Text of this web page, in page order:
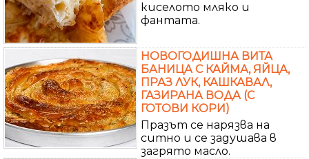
киселото мляко и
фантата.
НОВОГОДИШНА ВИТА
БАНИЦА С КАЙМА, ЯЙЦА,
ПРАЗ ЛУК, КАШКАВАЛ,
ГАЗИРАНА ВОДА (С
ГОТОВИ КОРИ)
Празът се нарязва на
ситно и се задушава в
загрято масло.